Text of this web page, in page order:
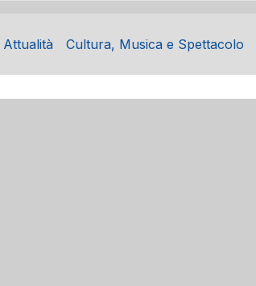
Attualità Cultura, Musica e Spettacolo